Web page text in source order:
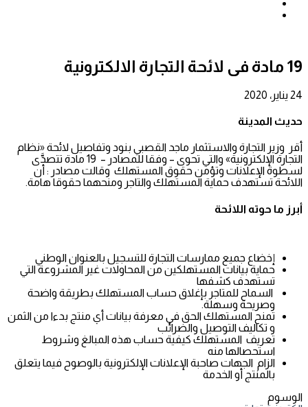
19 مادة فى لائحة التجارة الالكترونية
24 يناير، 2020
حديث المدينة
أقر وزير التجارة والاستثمار ماجد القصبي بنود وتفاصيل لائحة «نظام
التجارة الإلكترونية» والتي تحوى – وفقا للمصادر – 19 مادة تتصدَّى
لسطوة الإعلانات وتؤمن حقوق المستهلك وقالت مصادر : أن
اللائحة تستهدف حماية المستهلك والتاجر ومنحهما حقوقا هامة.
أبرز ما حوته اللائحة
إخضاع جميع ممارسات التجارة للتسجيل بالعنوان الوطني
حماية بيانات المستهلكين من المحاولات غير المشروعة التي
تستهدف كشفها
السماح للمتاجر بإغلاق حساب المستهلك بطريقة واضحة
وصريحة وسهلة.
تمنح المستهلك الحق في معرفة بيانات أي منتج بدءا من الثمن
و تكاليف التوصيل والضرائب
تعريف المستهلك كيفية حساب هذه المبالغ وشروط
استحصالها منه
الزام الجهات صاحبة الإعلانات الإلكترونية بالوصوح فيما يتعلق
بالمنتج أو الخدمة
الوسوم